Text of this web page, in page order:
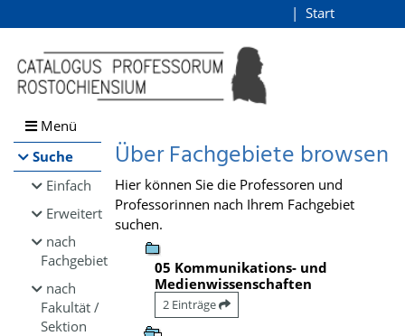
Browsen
direkt zum Inhalt
Start
Menü
Suche
Einfach
Erweitert
nach
Fachgebiet
nach
Fakultät /
Sektion
Über Fachgebiete browsen
Hier können Sie die Professoren und
Professorinnen nach Ihrem Fachgebiet
suchen.
05 Kommunikations- und
Medienwissenschaften
2 Einträge